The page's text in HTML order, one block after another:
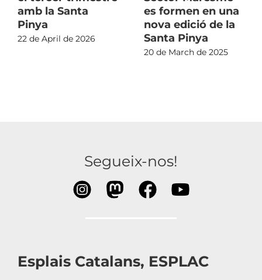
amb la Santa
Pinya
22 de April de 2026
es formen en una
nova edició de la
Santa Pinya
20 de March de 2025
Segueix-nos!
Esplais Catalans, ESPLAC